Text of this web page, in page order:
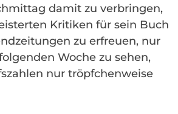
damit zu verbringen,
Kritiken für sein Buch
zu erfreuen, nur
Woche zu sehen,
nur tröpfchenweise